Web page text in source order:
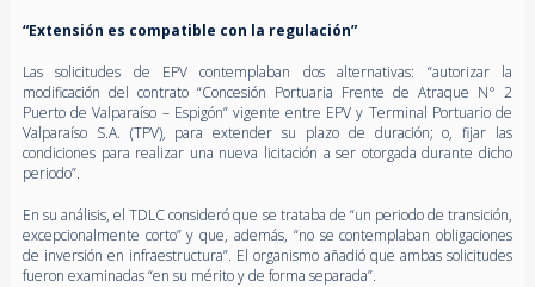
“Extensión es compatible con la regulación”
Las solicitudes de EPV contemplaban dos alternativas: “autorizar la
modificación del contrato “Concesión Portuaria Frente de Atraque N° 2
Puerto de Valparaíso – Espigón” vigente entre EPV y Terminal Portuario de
Valparaíso S.A. (TPV), para extender su plazo de duración; o, fijar las
condiciones para realizar una nueva licitación a ser otorgada durante dicho
periodo”.
En su análisis, el TDLC consideró que se trataba de “un periodo de transición,
excepcionalmente corto” y que, además, “no se contemplaban obligaciones
de inversión en infraestructura”. El organismo añadió que ambas solicitudes
fueron examinadas “en su mérito y de forma separada”.